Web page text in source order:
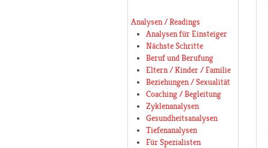
Analysen / Readings
Analysen für Einsteiger
Nächste Schritte
Beruf und Berufung
Eltern / Kinder / Familie
Beziehungen / Sexualität
Coaching / Begleitung
Zyklenanalysen
Gesundheitsanalysen
Tiefenanalysen
Für Spezialisten